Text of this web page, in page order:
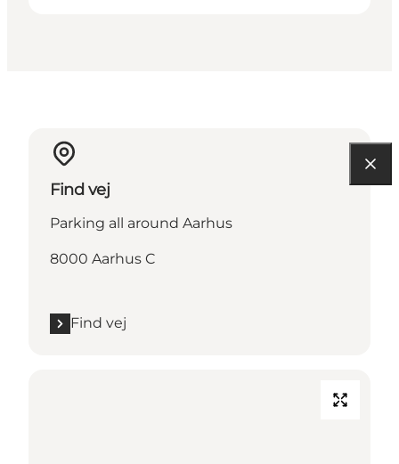
Find vej
Parking all around Aarhus
8000 Aarhus C
Find vej